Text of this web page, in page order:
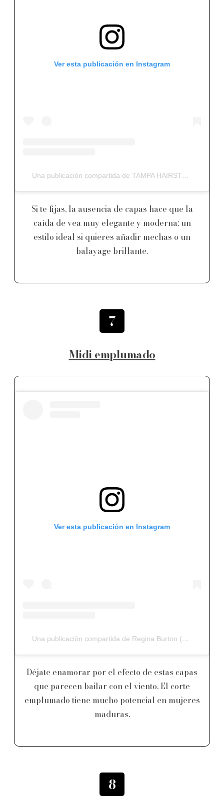
Ver esta publicación en Instagram
Una publicación compartida de TAMPA HAIRSTYLIST (@soph.hair.styles)
Si te fijas, la ausencia de capas hace que la
caída de vea muy elegante y moderna; un
estilo ideal si quieres añadir mechas o un
balayage brillante.
7
Midi emplumado
Ver esta publicación en Instagram
Una publicación compartida de Regina Burton (@burtonregina)
Déjate enamorar por el efecto de estas capas
que parecen bailar con el viento. El corte
emplumado tiene mucho potencial en mujeres
maduras.
8